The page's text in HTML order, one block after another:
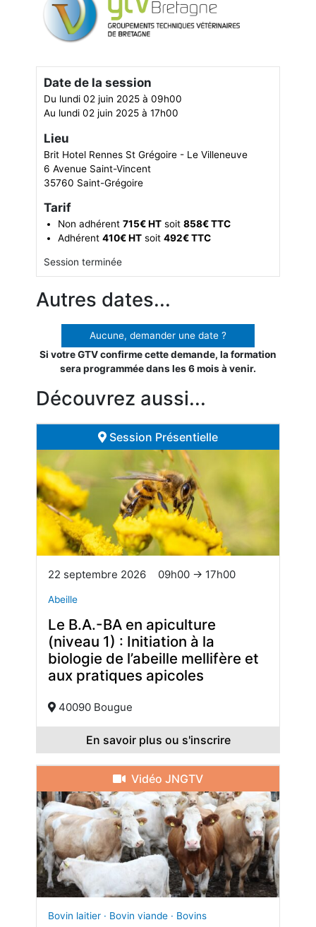
Date de la session
Du lundi 02 juin 2025 à 09h00
Au lundi 02 juin 2025 à 17h00
Lieu
Brit Hotel Rennes St Grégoire - Le Villeneuve
6 Avenue Saint-Vincent
35760 Saint-Grégoire
Tarif
Non adhérent 715€ HT soit 858€ TTC
Adhérent 410€ HT soit 492€ TTC
Session terminée
Autres dates...
Aucune, demander une date ?
Si votre GTV confirme cette demande, la formation
sera programmée dans les 6 mois à venir.
Découvrez aussi...
Session Présentielle
22 septembre 2026 09h00 → 17h00
Abeille
Le B.A.-BA en apiculture
(niveau 1) : Initiation à la
biologie de l’abeille mellifère et
aux pratiques apicoles
40090 Bougue
En savoir plus ou s'inscrire
Vidéo JNGTV
Bovin laitier · Bovin viande · Bovins